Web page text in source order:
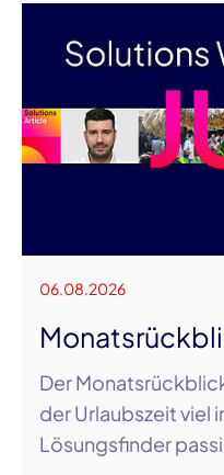
06.08.2026
Der
der Urlaubszeit viel
Lösungsfinder